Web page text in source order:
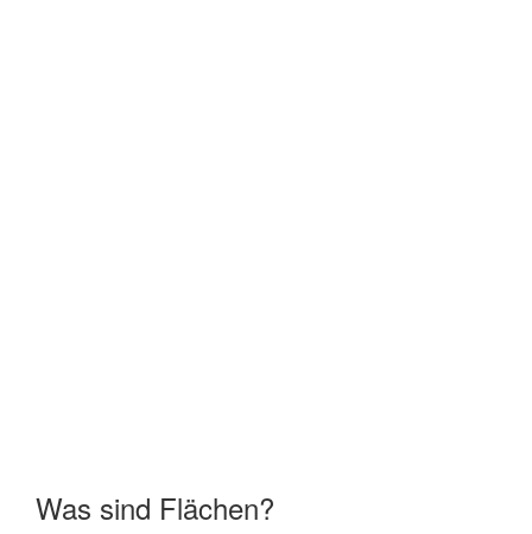
Was sind Flächen?